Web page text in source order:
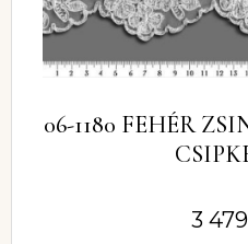
06-1180 FEHÉR
3 479